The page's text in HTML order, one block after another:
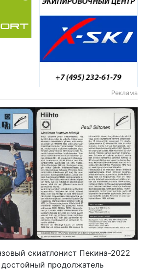
Реклама
скиатлонист Пекина-2022
продолжатель